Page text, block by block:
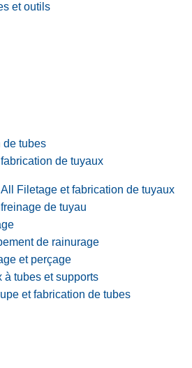
et outils
de tubes
de tuyaux
Filetage et fabrication de tuyaux
de tuyau
de rainurage
et perçage
à tubes et supports
et fabrication de tubes